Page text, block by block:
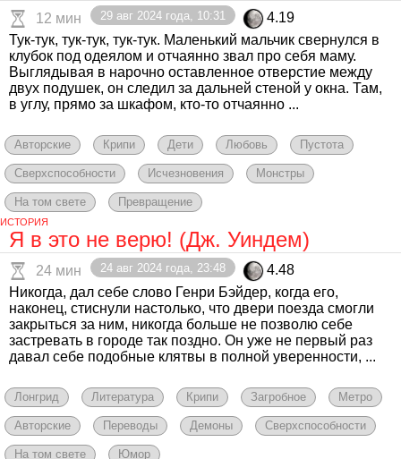
12 мин 29 авг 2024 года, 10:31
4.19
Тук-тук, тук-тук, тук-тук. Маленький мальчик свернулся в
клубок под одеялом и отчаянно звал про себя маму.
Выглядывая в нарочно оставленное отверстие между
двух подушек, он следил за дальней стеной у окна. Там,
в углу, прямо за шкафом, кто-то отчаянно ...
Авторские Крипи Дети Любовь Пустота
Сверхспособности Исчезновения Монстры
На том свете Превращение
ИСТОРИЯ
Я в это не верю! (Дж. Уиндем)
24 мин 24 авг 2024 года, 23:48
4.48
Никогда, дал себе слово Генри Бэйдер, когда его,
наконец, стиснули настолько, что двери поезда смогли
закрыться за ним, никогда больше не позволю себе
застревать в городе так поздно. Он уже не первый раз
давал себе подобные клятвы в полной уверенности, ...
Лонгрид Литература Крипи Загробное Метро
Авторские Переводы Демоны Сверхспособности
На том свете Юмор